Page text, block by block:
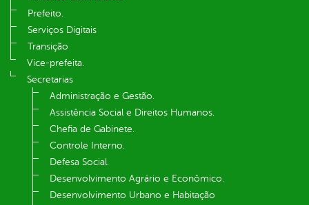
Prefeito.
Serviços Digitais
Transição
Vice-prefeita.
Secretarias
Administração e Gestão.
Assistência Social e Direitos Humanos.
Chefia de Gabinete.
Controle Interno.
Defesa Social.
Desenvolvimento Agrário e Econômico.
Desenvolvimento Urbano e Habitação